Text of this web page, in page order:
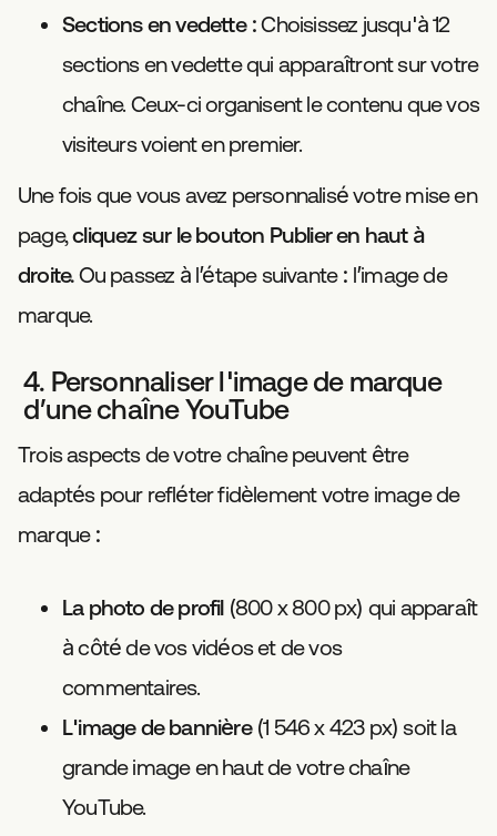
Sections en vedette :Choisissez jusqu'à 12
sections en vedette qui apparaîtront sur votre
chaîne. Ceux-ci organisent le contenu que vos
visiteurs voient en premier.
Une fois que vous avez personnalisé votre mise en
page,cliquez sur le bouton Publier en haut à
droite.Ou passez à l’étape suivante : l’image de
marque.
4. Personnaliser l'image de marque
d’une chaîne YouTube
Trois aspects de votre chaîne peuvent être
adaptés pour refléter fidèlement votre image de
marque :
La photo de profil (800 x 800 px) qui apparaît
à côté de vos vidéos et de vos
commentaires.
L'image de bannière (1 546 x 423 px) soit la
grande image en haut de votre chaîne
YouTube.